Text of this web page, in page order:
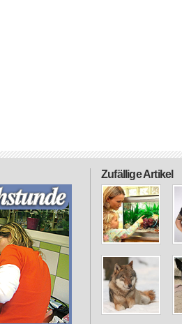
Zufällige Artikel